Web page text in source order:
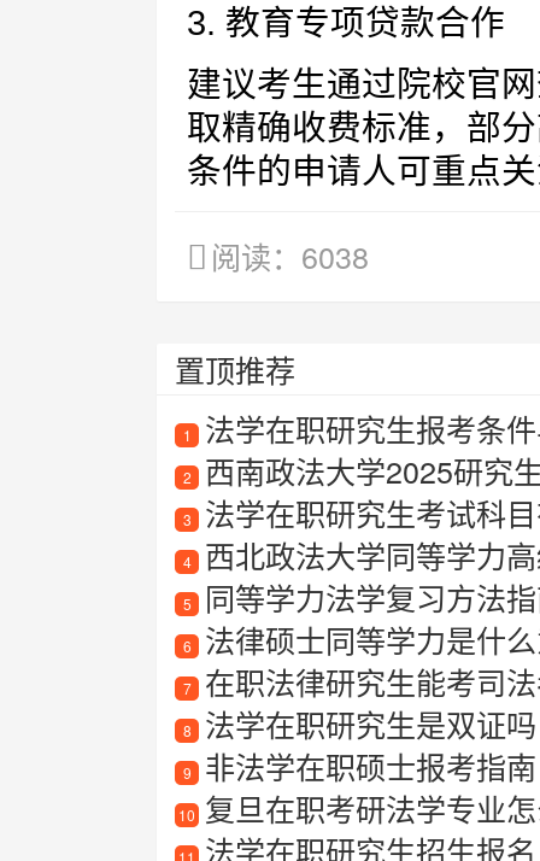
3. 教育专项贷款合作
建议考生通过院校官
取精确收费标准，部
条件的申请人可重点
阅读：6038
置顶推荐
1 法学在职研究生报考条
2 西南政法大学2025研究
3 法学在职研究生考试科
4 西北政法大学同等学力
5 同等学力法学复习方法
6 法律硕士同等学力是什
7 在职法律研究生能考司
8 法学在职研究生是双证吗
9 非法学在职硕士报考指
10 复旦在职考研法学专业
11 法学在职研究生招生报名